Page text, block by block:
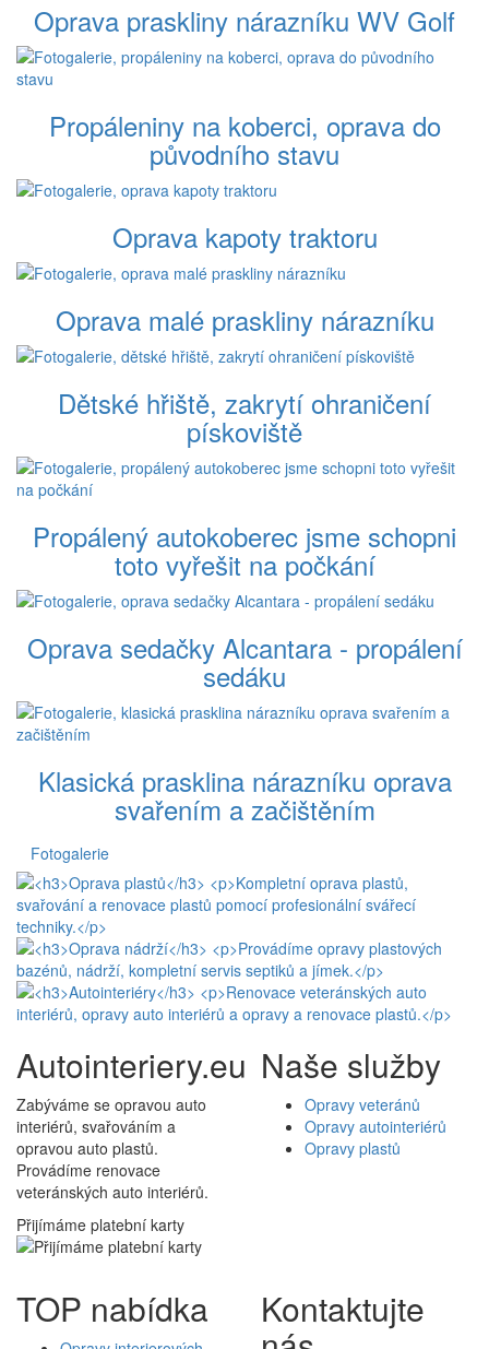
Oprava praskliny nárazníku WV Golf
Propáleniny na koberci, oprava do
původního stavu
Oprava kapoty traktoru
Oprava malé praskliny nárazníku
Dětské hřiště, zakrytí ohraničení
pískoviště
Propálený autokoberec jsme schopni
toto vyřešit na počkání
Oprava sedačky Alcantara - propálení
sedáku
Klasická prasklina nárazníku oprava
svařením a začištěním
Fotogalerie
Autointeriery.eu
Zabýváme se opravou auto
interiérů, svařováním a
opravou auto plastů.
Provádíme renovace
veteránských auto interiérů.
Přijímáme platební karty
Naše služby
Opravy veteránů
Opravy autointeriérů
Opravy plastů
TOP nabídka Kontaktujte